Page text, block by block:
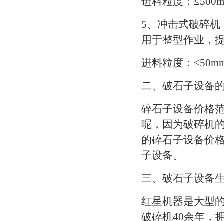
5、冲击式破碎
用于整型作业，
进料粒度：
二、破石子设备
碎石子设备价格
呢，因为破碎机
的碎石子设备价
子设备。
三、破石子设备
红星机器是大型
破碎机40余年，